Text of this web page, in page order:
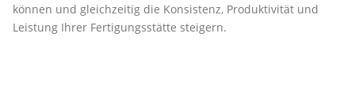
können und gleichzeitig die Konsistenz, Produktivität und
Leistung Ihrer Fertigungsstätte steigern.